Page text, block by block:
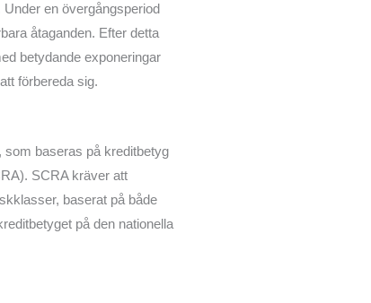
en övergångsperiod
åtaganden. Efter detta
betydande exponeringar
förbereda sig.
som baseras på kreditbetyg
SCRA kräver att
baserat på både
på den nationella